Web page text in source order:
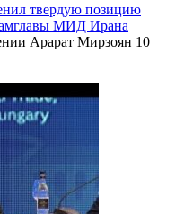
твердую позицию
МИД Ирана
Арарат Мирзоян 10